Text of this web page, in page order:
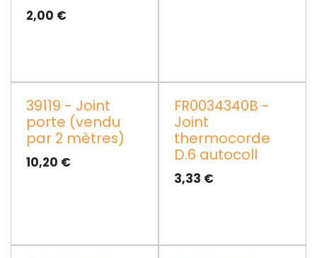
2,00 €
39119 - Joint
porte (vendu
par 2 mètres)
10,20 €
FR0034340B -
Joint
thermocorde
D.6 autocoll
3,33 €